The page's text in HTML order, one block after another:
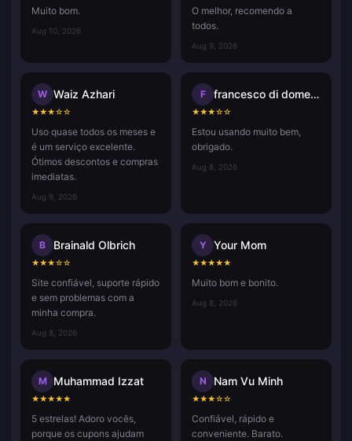
Muito bom.
Aug 10, 2026
O melhor, recomendo a
todos.
Aug 9, 2026
W Waiz Azhari
★★★☆☆
Uso quase todos os meses e
é um serviço excelente.
Ótimos descontos e compras
imediatas.
Aug 9, 2026
F francesco di domenico
★★★☆☆
Estou usando muito bem,
obrigado.
Aug 8, 2026
B Brainald Olbrich
★★★☆☆
Site confiável, suporte rápido
e sem problemas com a
minha compra.
Aug 8, 2026
Y Your Mom
★★★★★
Muito bom e bonito.
Aug 8, 2026
M Muhammad Izzat
★★★★★
5 estrelas! Adoro vocês,
porque os cupons ajudam
N Nam Vu Minh
★★★☆☆
Confiável, rápido e
conveniente. Barato.